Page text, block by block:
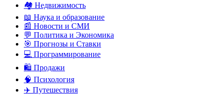
🏘️ Недвижимость
📖 Наука и образование
📰 Новости и СМИ
💬 Политика и Экономика
🎯 Прогнозы и Ставки
💻 Программирование
🛍️ Продажи
🧠 Психология
✈️ Путешествия